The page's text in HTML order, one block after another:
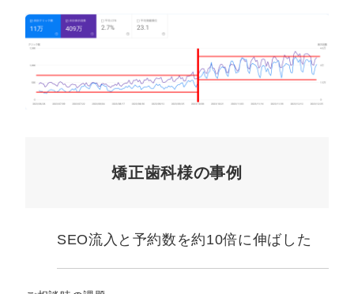
矯正歯科様の事例
SEO流入と予約数を約10倍に伸ばした